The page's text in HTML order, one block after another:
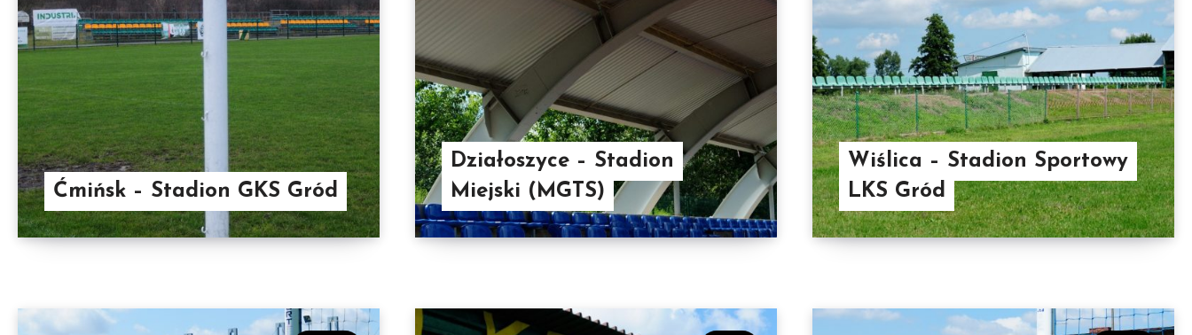
Ćmińsk – Stadion GKS Gród
Działoszyce – Stadion
Miejski (MGTS)
Wiślica – Stadion Sportowy
LKS Gród